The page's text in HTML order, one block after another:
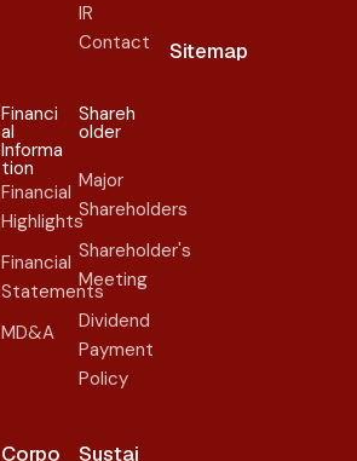
IR
Contact
Financi
al
Informa
tion
Financial
Highlights
Financial
Statements
MD&A
Shareh
older​
Major
Shareholders
Shareholder's
Meeting
Dividend
Payment
Policy
Corpo
Sustai
Sitemap